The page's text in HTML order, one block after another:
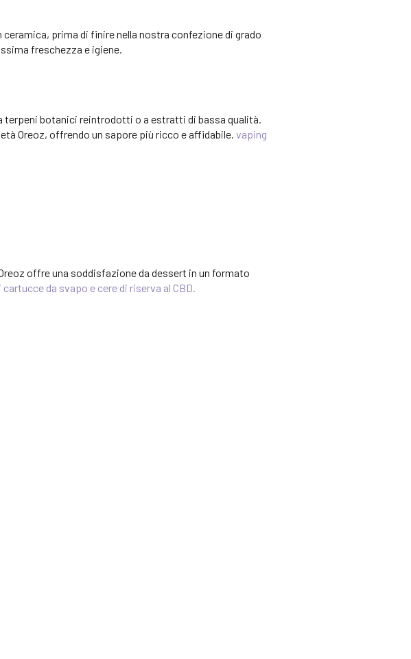
prima di finire nella nostra confezione di grado
freschezza e igiene.
botanici reintrodotti o a estratti di bassa qualità.
Oreoz, offrendo un sapore più ricco e affidabile. vaping
offre una soddisfazione da dessert in un formato
da svapo e cere di riserva al CBD.